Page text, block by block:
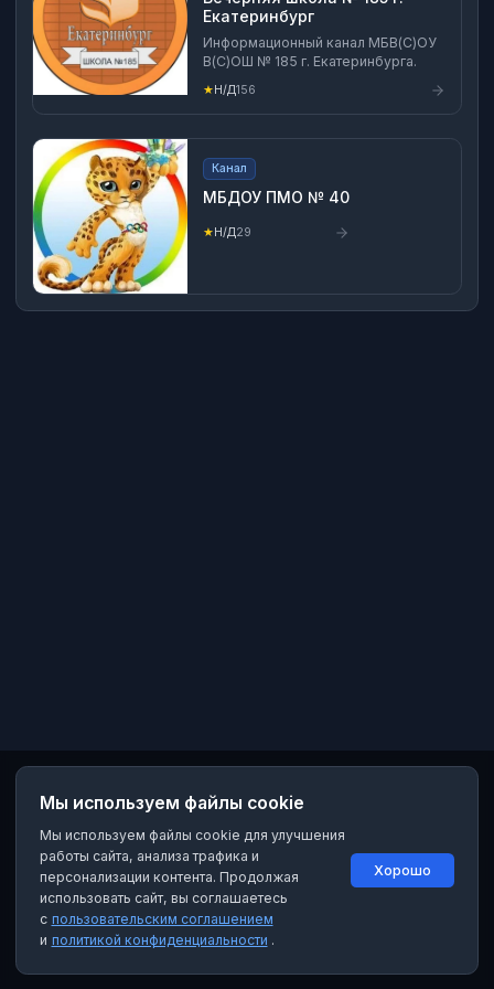
Екатеринбург
Информационный канал МБВ(С)ОУ
В(С)ОШ № 185 г. Екатеринбурга.
★Н/Д156
Канал
МБДОУ ПМО № 40
★Н/Д29
Мы используем файлы cookie
Мы используем файлы cookie для улучшения
работы сайта, анализа трафика и
персонализации контента. Продолжая
использовать сайт, вы соглашаетесь
с пользовательским соглашением
и политикой конфиденциальности .
Хорошо